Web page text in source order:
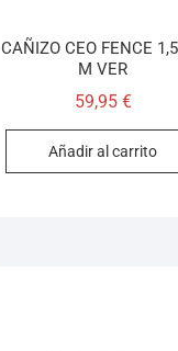
CAÑIZO CEO FENCE
M VER
59,95 €
Añadir al carrito